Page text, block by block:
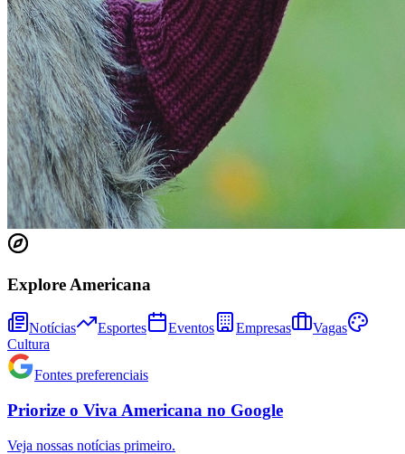
Cruzeiro
Explore Americana
Notícias Esportes Eventos Empresas
Vagas
Cultura
Fontes preferenciais
Priorize o Viva Americana no Google
Veja nossas notícias primeiro.